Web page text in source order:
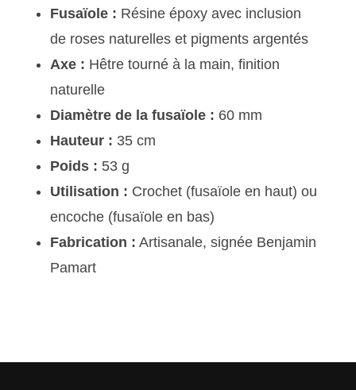
Fusaïole : Résine époxy avec inclusion
de roses naturelles et pigments argentés
Axe : Hêtre tourné à la main, finition
naturelle
Diamètre de la fusaïole : 60 mm
Hauteur : 35 cm
Poids : 53 g
Utilisation : Crochet (fusaïole en haut) ou
encoche (fusaïole en bas)
Fabrication : Artisanale, signée Benjamin
Pamart